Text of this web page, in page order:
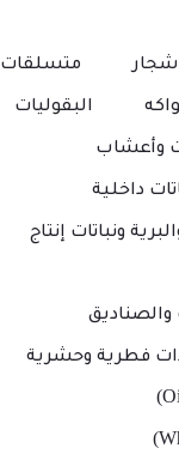
متسلقات
البقوليات
وأعشاب
داخلية
ونباتات إنتاج
فطرية وحشرية